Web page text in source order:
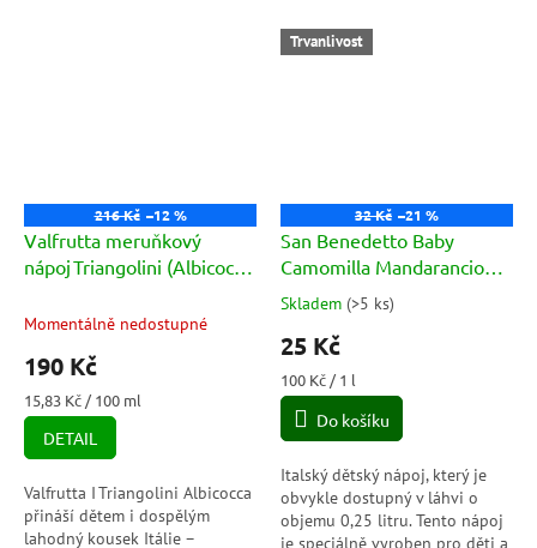
216 Kč –12 %
Valfrutta meruňkový
nápoj Triangolini (Albicocca
Momentálně nedostupné
190 Kč
Měrná
cena:
15,83 Kč / 100 ml
DETAIL
Valfrutta I Triangolini Albicocca
přináší dětem i dospělým
lahodný kousek Itálie –
Trvanlivost
32 Kč –21 %
San Benedetto Baby
Camomilla Mandarancio
0,25 l
Průměrné
hodnocení
produktu
je
5,0
5
hvězdiček.
Skladem (>5 ks)
25 Kč
Měrná
cena:
100 Kč / 1 l
Do košíku
Italský dětský nápoj, který je
obvykle dostupný v láhvi o
objemu 0,25 litru. Tento nápoj
je speciálně vyroben pro děti a